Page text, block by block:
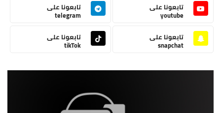
تابعونا على
youtube
تابعونا على
telegram
تابعونا على
snapchat
تابعونا على
tikTok